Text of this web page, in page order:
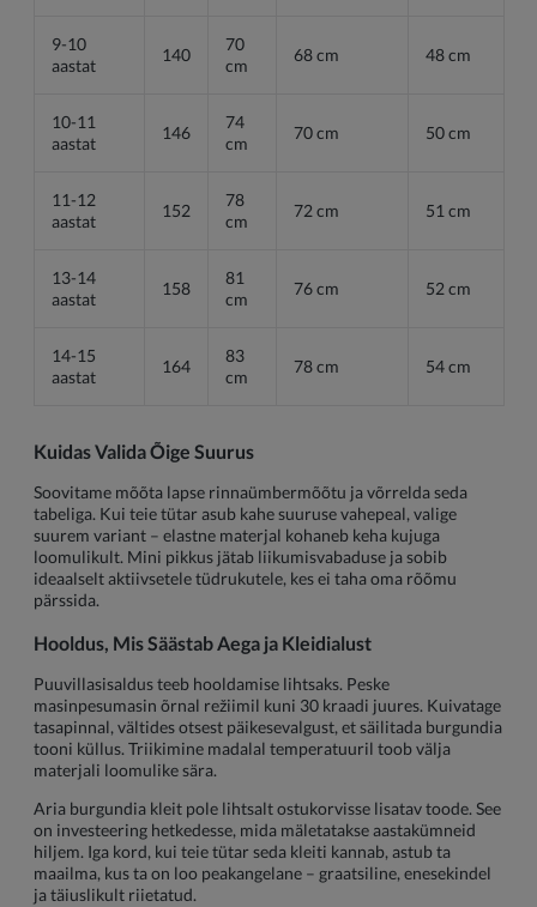
9-10
aastat
140
70
cm
68 cm 48 cm
10-11
aastat
146
74
cm
70 cm 50 cm
11-12
aastat
152
78
cm
72 cm 51 cm
13-14
aastat
158
81
cm
76 cm 52 cm
14-15
aastat
164
83
cm
78 cm 54 cm
Kuidas Valida Õige Suurus
Soovitame mõõta lapse rinnaümbermõõtu ja võrrelda seda
tabeliga. Kui teie tütar asub kahe suuruse vahepeal, valige
suurem variant – elastne materjal kohaneb keha kujuga
loomulikult. Mini pikkus jätab liikumisvabaduse ja sobib
ideaalselt aktiivsetele tüdrukutele, kes ei taha oma rõõmu
pärssida.
Hooldus, Mis Säästab Aega ja Kleidialust
Puuvillasisaldus teeb hooldamise lihtsaks. Peske
masinpesumasin õrnal režiimil kuni 30 kraadi juures. Kuivatage
tasapinnal, vältides otsest päikesevalgust, et säilitada burgundia
tooni küllus. Triikimine madalal temperatuuril toob välja
materjali loomulike sära.
Aria burgundia kleit pole lihtsalt ostukorvisse lisatav toode. See
on investeering hetkedesse, mida mäletatakse aastakümneid
hiljem. Iga kord, kui teie tütar seda kleiti kannab, astub ta
maailma, kus ta on loo peakangelane – graatsiline, enesekindel
ja täiuslikult riietatud.